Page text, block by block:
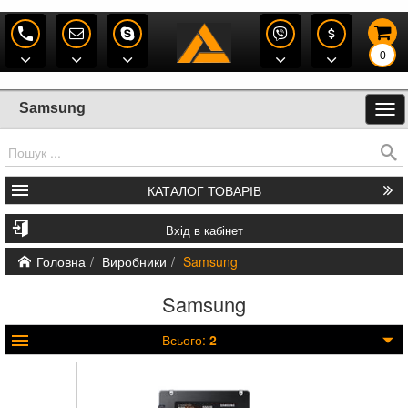
0
Samsung
КАТАЛОГ ТОВАРІВ
Вхід в кабінет
Головна Виробники Samsung
Samsung
Всього: 2